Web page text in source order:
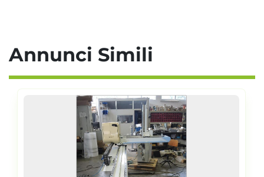
Annunci Simili